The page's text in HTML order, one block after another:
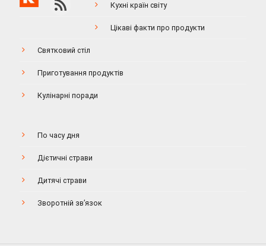
Кухні країн світу
Цікаві факти про продукти
Святковий стіл
Приготування продуктів
Кулінарні поради
По часу дня
Дієтичні страви
Дитячі страви
Зворотній зв’язок